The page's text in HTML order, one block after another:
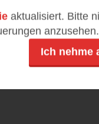
aktualisiert. Bitte
anzusehen.
Ich nehme